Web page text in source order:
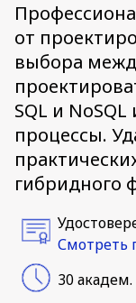
от
выбора
SQL и
процессы.
гибридного
Смотреть
30 академ.